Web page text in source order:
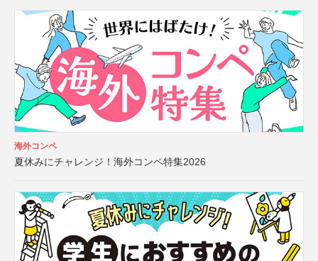
海外コンペ
夏休みにチャレンジ！海外コンペ特集2026